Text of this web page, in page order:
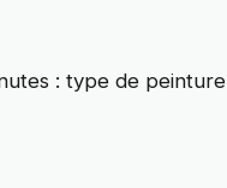
: type de